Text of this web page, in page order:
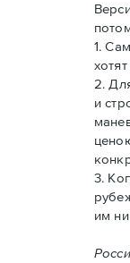
1.
2.
и
3.
им